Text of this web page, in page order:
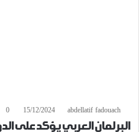
abdellatif fadouach
15/12/2024
0
البرلمان العربي يؤكد على